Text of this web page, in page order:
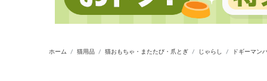
ホーム 猫用品 猫おもちゃ・またたび・爪とぎ じゃらし ドギーマン